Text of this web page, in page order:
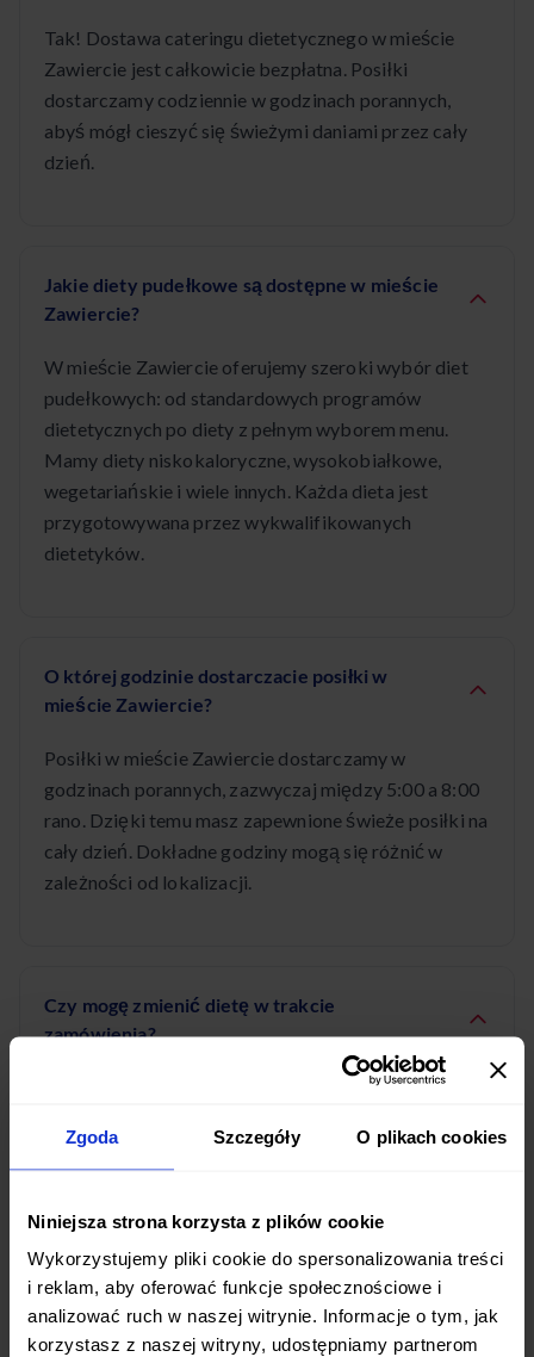
Zgoda Szczegóły O plikach cookies
Niniejsza strona korzysta z plików cookie
Wykorzystujemy pliki cookie do spersonalizowania treści
i reklam, aby oferować funkcje społecznościowe i
analizować ruch w naszej witrynie. Informacje o tym, jak
korzystasz z naszej witryny, udostępniamy partnerom
Tak! Dostawa cateringu dietetycznego w mieście
Zawiercie jest całkowicie bezpłatna. Posiłki
dostarczamy codziennie w godzinach porannych,
abyś mógł cieszyć się świeżymi daniami przez cały
dzień.
Jakie diety pudełkowe są dostępne w mieście
Zawiercie?
W mieście Zawiercie oferujemy szeroki wybór diet
pudełkowych: od standardowych programów
dietetycznych po diety z pełnym wyborem menu.
Mamy diety niskokaloryczne, wysokobiałkowe,
wegetariańskie i wiele innych. Każda dieta jest
przygotowywana przez wykwalifikowanych
dietetyków.
O której godzinie dostarczacie posiłki w
mieście Zawiercie?
Posiłki w mieście Zawiercie dostarczamy w
godzinach porannych, zazwyczaj między 5:00 a 8:00
rano. Dzięki temu masz zapewnione świeże posiłki na
cały dzień. Dokładne godziny mogą się różnić w
zależności od lokalizacji.
Czy mogę zmienić dietę w trakcie
zamówienia?
Tak, oferujemy elastyczność w zarządzaniu
dostawy lub modyfikować menu przez nasz panel
wprowadzić z odpowiednim wyprzedzeniem.